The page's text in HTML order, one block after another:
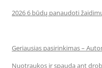
2026 6 būdų panaudoti
Geriausias pasirinkimas –
Nuotraukos ir spauda ant